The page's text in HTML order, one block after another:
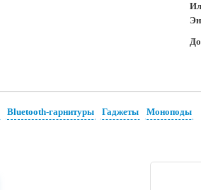
Bluetooth-гарнитуры Гаджеты
Моноподы